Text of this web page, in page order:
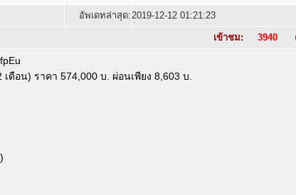
อัพเดทล่าสุด:2019-12-12 01:21:23
เข้าชม: 3940
ดือน) ราคา 574,000 บ. ผ่อนเพียง 8,603 บ.